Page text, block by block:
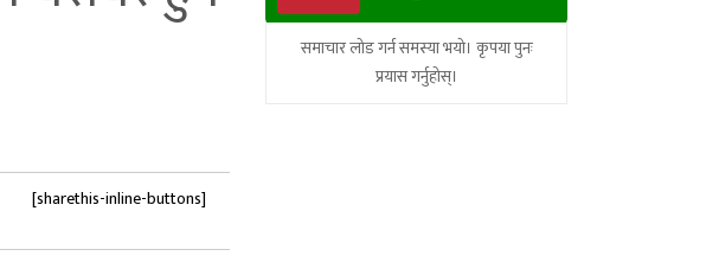
[sharethis-inline-buttons]
समाचार लोड गर्न समस्या भयो। कृपया पुनः
प्रयास गर्नुहोस्।